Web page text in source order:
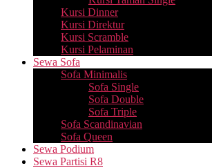
Kursi Dinner
Kursi Direktur
Kursi Scramble
Kursi Pelaminan
Sewa Sofa
Sofa Minimalis
Sofa Single
Sofa Double
Sofa Triple
Sofa Scandinavian
Sofa Queen
Sewa Podium
Sewa Partisi R8